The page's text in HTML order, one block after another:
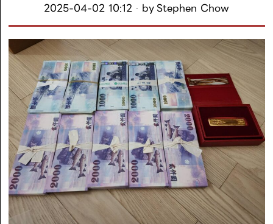
2025-04-02 10:12 byStephen Chow